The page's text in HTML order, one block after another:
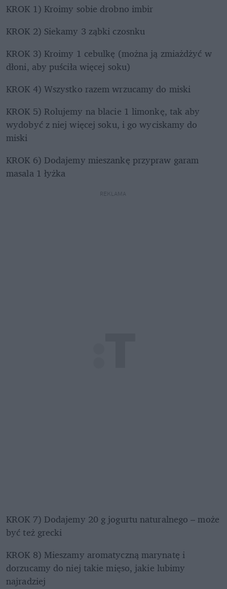
KROK 1) Kroimy sobie drobno imbir
KROK 2) Siekamy 3 ząbki czosnku
KROK 3) Kroimy 1 cebulkę (można ją zmiażdżyć w
dłoni, aby puściła więcej soku)
KROK 4) Wszystko razem wrzucamy do miski
KROK 5) Rolujemy na blacie 1 limonkę, tak aby
wydobyć z niej więcej soku, i go wyciskamy do
miski
KROK 6) Dodajemy mieszankę przypraw garam
masala 1 łyżka
REKLAMA
KROK 7) Dodajemy 20 g jogurtu naturalnego – może
być też grecki
KROK 8) Mieszamy aromatyczną marynatę i
dorzucamy do niej takie mięso, jakie lubimy
najradziej